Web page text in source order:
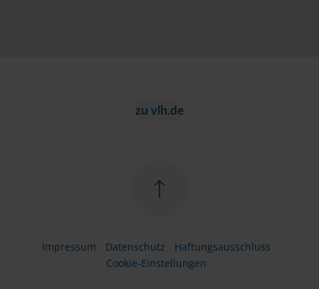
zu vlh.de
Impressum Datenschutz
Haftungsausschluss
Cookie-Einstellungen